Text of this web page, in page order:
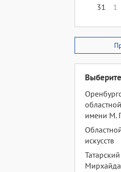
31
1
имени М.
искусств